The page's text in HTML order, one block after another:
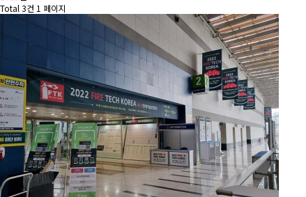
Total 3건 1 페이지